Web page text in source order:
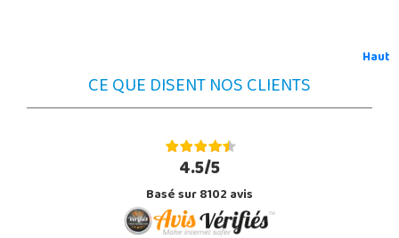
Haut
CE QUE DISENT NOS CLIENTS
4.5/5
Basé sur 8102 avis